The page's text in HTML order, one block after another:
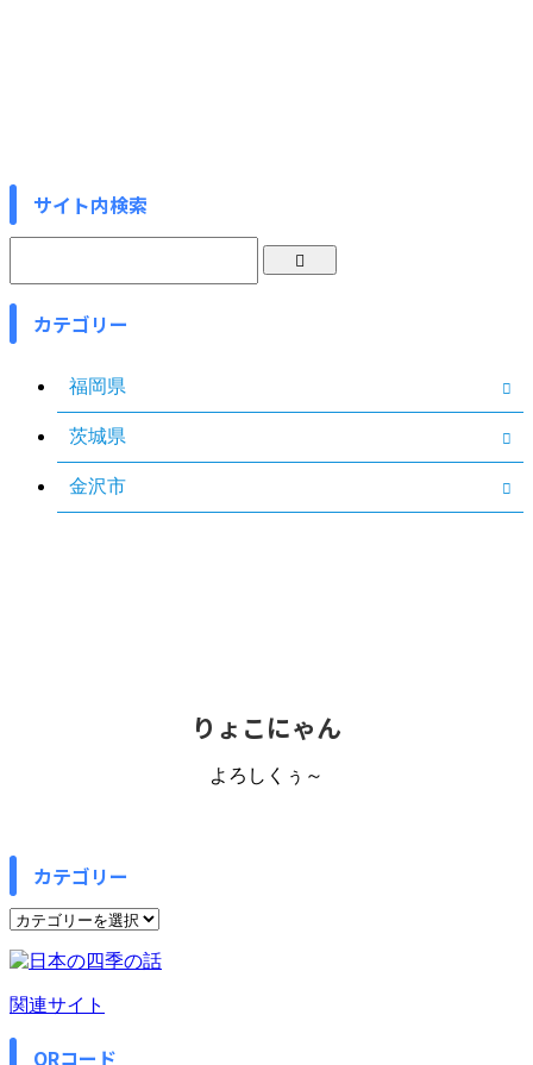
サイト内検索
カテゴリー
福岡県
茨城県
金沢市
りょこにゃん
よろしくぅ～
カテゴリー
カ
ゴ
リ
ー
関連サイト
QRコード